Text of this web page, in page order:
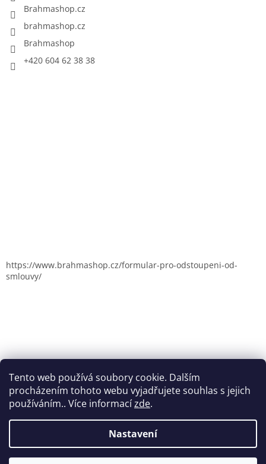
Tento web používá soubory cookie. Dalším
procházením tohoto webu vyjadřujete souhlas s jejich
používáním.. Více informacízde.
Nastavení
Brahmashop.cz
brahmashop.cz
Brahmashop
+420 604 62 38 38
https://www.brahmashop.cz/formular-pro-odstoupeni-od-
smlouvy/
Vytvořil Shoptet